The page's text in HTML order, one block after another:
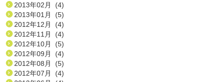
2013年02月 (4)
2013年01月 (5)
2012年12月 (4)
2012年11月 (4)
2012年10月 (5)
2012年09月 (4)
2012年08月 (5)
2012年07月 (4)